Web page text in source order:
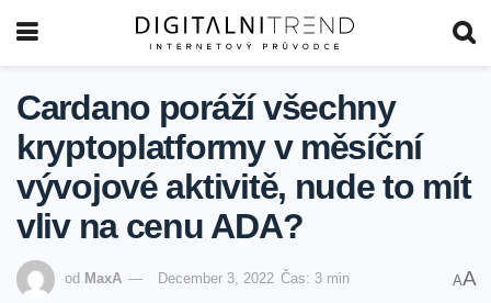
Cardano poráží všechny
kryptoplatformy v měsíční
vývojové aktivitě, nude to mít
vliv na cenu ADA?
od MaxA December 3, 2022 Čas: 3 min AA